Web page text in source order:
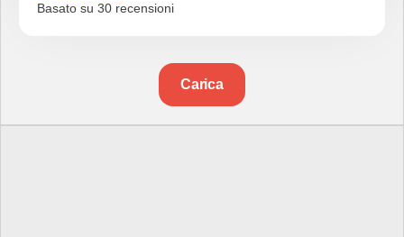
Basato su 30 recensioni
Carica